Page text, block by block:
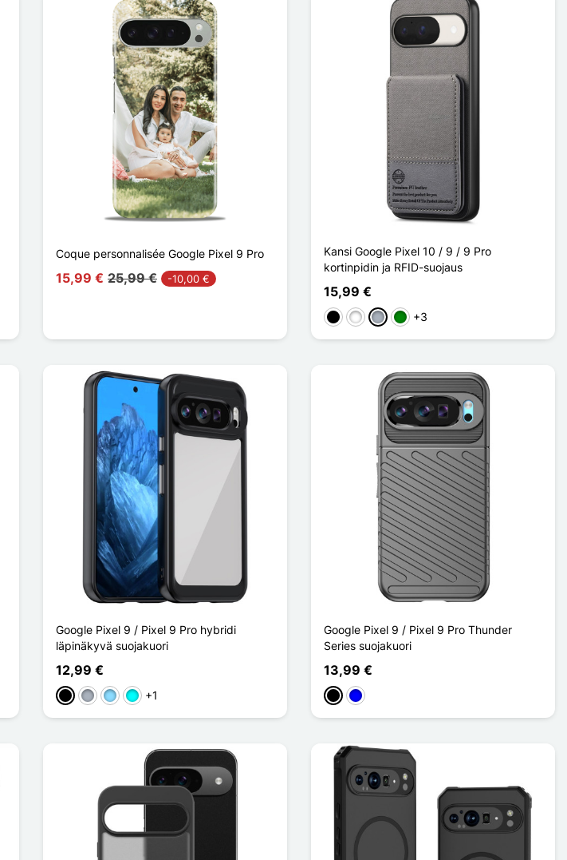
Coque personnalisée Google Pixel 9 Pro
15,99 € 25,99 € -10,00 €
Kansi Google Pixel 10 / 9 / 9 Pro
kortinpidin ja RFID-suojaus
15,99 €
MustaValkoinen
HarmaaVihreä
+3
Google Pixel 9 / Pixel 9 Pro hybridi
läpinäkyvä suojakuori
12,99 €
MustaHarmaaBleu Clair
Cyan+1
Google Pixel 9 / Pixel 9 Pro Thunder
Series suojakuori
13,99 €
MustaSininen